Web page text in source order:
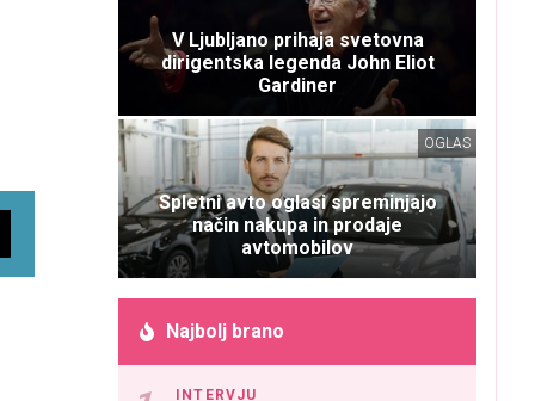
V Ljubljano prihaja svetovna
dirigentska legenda John Eliot
Gardiner
OGLAS
Spletni avto oglasi spreminjajo
način nakupa in prodaje
avtomobilov
Najbolj brano
INTERVJU